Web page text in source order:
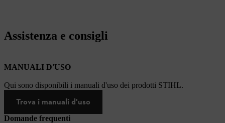
Assistenza e consigli
MANUALI D'USO
Qui sono disponibili i manuali d'uso dei prodotti STIHL.
Trova i manuali d'uso
Domande frequenti